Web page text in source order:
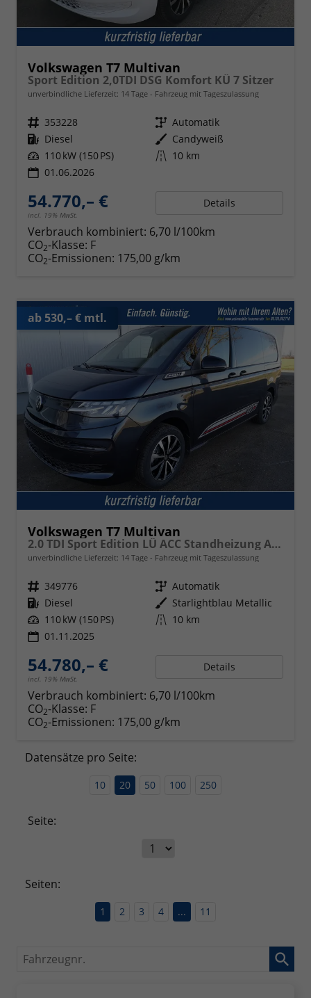
Volkswagen T7 Multivan
Sport Edition 2,0TDI DSG Komfort KÜ 7 Sitzer
unverbindliche Lieferzeit: 14 Tage Fahrzeug mit Tageszulassung
Fahrzeugnr. 353228 Getriebe Automatik
Kraftstoff Diesel Außenfarbe Candyweiß
Leistung 110 kW (150 PS) Kilometerstand 10 km
01.06.2026
54.770,– €
incl. 19% MwSt.
Details
Verbrauch kombiniert: 6,70 l/100km
CO2-Klasse: F
CO2-Emissionen: 175,00 g/km
ab 530,– € mtl.
Volkswagen T7 Multivan
2.0 TDI Sport Edition LÜ ACC Standheizung AHK
unverbindliche Lieferzeit: 14 Tage Fahrzeug mit Tageszulassung
Fahrzeugnr. 349776 Getriebe Automatik
Kraftstoff Diesel Außenfarbe Starlightblau Metallic
Leistung 110 kW (150 PS) Kilometerstand 10 km
01.11.2025
54.780,– €
incl. 19% MwSt.
Details
Verbrauch kombiniert: 6,70 l/100km
CO2-Klasse: F
CO2-Emissionen: 175,00 g/km
Datensätze pro Seite:
10 20 50 100 250
Seite:
Seiten:
1 2 3 4 ... 11
Fahrzeugnr.